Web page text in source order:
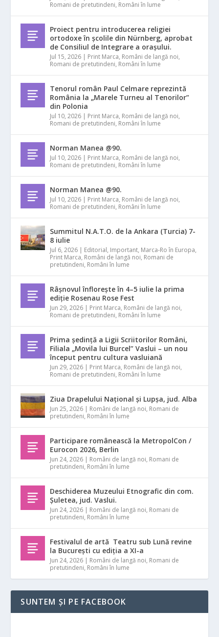
Romani de pretutindeni, Români în lume
Proiect pentru introducerea religiei
ortodoxe în școlile din Nürnberg, aprobat
de Consiliul de Integrare a orașului.
Jul 15, 2026 | Print Marca, Români de langă noi,
Romani de pretutindeni, Români în lume
Tenorul român Paul Celmare reprezintă
România la „Marele Turneu al Tenorilor”
din Polonia
Jul 10, 2026 | Print Marca, Români de langă noi,
Romani de pretutindeni, Români în lume
Norman Manea @90.
Jul 10, 2026 | Print Marca, Români de langă noi,
Romani de pretutindeni, Români în lume
Norman Manea @90.
Jul 10, 2026 | Print Marca, Români de langă noi,
Romani de pretutindeni, Români în lume
Summitul N.A.T.O. de la Ankara (Turcia) 7-
8 iulie
Jul 6, 2026 | Editorial, Important, Marca-Ro în Europa,
Print Marca, Români de langă noi, Romani de
pretutindeni, Români în lume
Râșnovul înflorește în 4–5 iulie la prima
ediție Rosenau Rose Fest
Jun 29, 2026 | Print Marca, Români de langă noi,
Romani de pretutindeni, Români în lume
Prima ședință a Ligii Scriitorilor Români,
Filiala „Movila lui Burcel” Vaslui – un nou
început pentru cultura vasluiană
Jun 29, 2026 | Print Marca, Români de langă noi,
Romani de pretutindeni, Români în lume
Ziua Drapelului Național și Lupșa, jud. Alba
Jun 25, 2026 | Români de langă noi, Romani de
pretutindeni, Români în lume
Participare românească la MetropolCon /
Eurocon 2026, Berlin
Jun 24, 2026 | Români de langă noi, Romani de
pretutindeni, Români în lume
Deschiderea Muzeului Etnografic din com.
Șuletea, jud. Vaslui.
Jun 24, 2026 | Români de langă noi, Romani de
pretutindeni, Români în lume
Festivalul de artă Teatru sub Lună revine
la București cu ediția a XI-a
Jun 24, 2026 | Români de langă noi, Romani de
pretutindeni, Români în lume
SUNTEM ȘI PE FACEBOOK